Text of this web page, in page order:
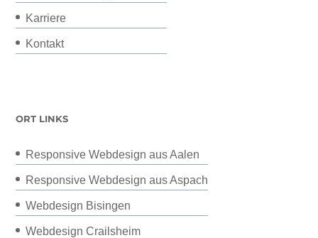
Karriere
Kontakt
ORT LINKS
Responsive Webdesign aus Aalen
Responsive Webdesign aus Aspach
Webdesign Bisingen
Webdesign Crailsheim